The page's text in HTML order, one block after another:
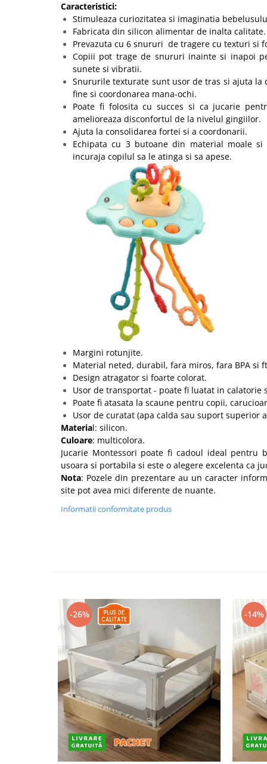
Caracteristici:
Stimuleaza curiozitatea si imaginatia
Fabricata din silicon alimentar de inalta calitate.
Prevazuta cu 6 snururi de tragere cu texturi si
Copiii pot trage de snururi inainte si inapoi
sunete si vibratii.
Snururile texturate sunt usor de tras si ajuta la
fine si coordonarea mana-ochi.
Poate fi folosita cu succes si ca jucarie
amelioreaza disconfortul de la nivelul gingiilor.
Ajuta la consolidarea fortei si a coordonarii.
Echipata cu 3 butoane din material moale
incuraja copilul sa le atinga si sa apese.
Margini rotunjite.
Material neted, durabil, fara miros, fara BPA si
Design atragator si foarte colorat.
Usor de transportat - poate fi luatat in calatorie
Poate fi atasata la scaune pentru copii,
Usor de curatat (apa calda sau suport superior
Material: silicon.
Culoare: multicolora.
Jucarie Montessori poate fi cadoul ideal pentru
usoara si portabila si este o alegere excelenta ca
Nota: Pozele din prezentare au un caracter
site pot avea mici diferente de nuante.
Informatii conformitate produs
-26% -14%